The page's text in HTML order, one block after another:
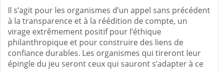
Il s’agit pour les organismes d’un appel sans précédent
à la transparence et à la réédition de compte, un
virage extrêmement positif pour l’éthique
philanthropique et pour construire des liens de
confiance durables. Les organismes qui tireront leur
épingle du jeu seront ceux qui sauront s’adapter à ce